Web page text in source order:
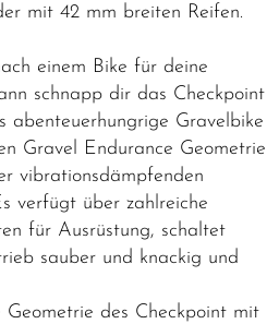
mit 42 mm breiten Reifen.
einem Bike für deine
schnapp dir das Checkpoint
abenteuerhungrige Gravelbike
Gravel Endurance Geometrie
vibrationsdämpfenden
verfügt über zahlreiche
für Ausrüstung, schaltet
sauber und knackig und
des Checkpoint mit